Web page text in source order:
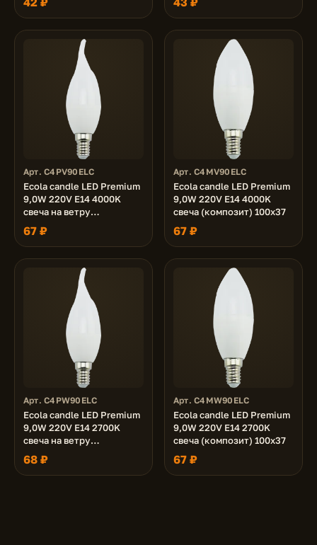
Арт. C4PV90ELC
Ecola candle LED Premium
9,0W 220V E14 4000K
свеча на ветру
(композит) 129x37
67 ₽
Арт. C4MV90ELC
Ecola candle LED Premium
9,0W 220V E14 4000K
свеча (композит) 100x37
67 ₽
Арт. C4PW90ELC
Ecola candle LED Premium
9,0W 220V E14 2700K
свеча на ветру
(композит) 129x37
68 ₽
Арт. C4MW90ELC
Ecola candle LED Premium
9,0W 220V E14 2700K
свеча (композит) 100x37
67 ₽